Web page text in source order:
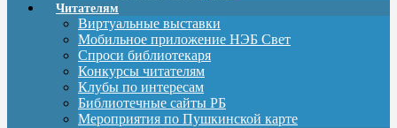
Читателям
Виртуальные выставки
Мобильное приложение НЭБ Свет
Спроси библиотекаря
Конкурсы читателям
Клубы по интересам
Библиотечные сайты РБ
Мероприятия по Пушкинской карте